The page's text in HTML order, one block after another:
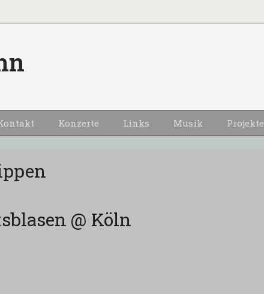
Konzerte Links Musik Projekte
@ Köln